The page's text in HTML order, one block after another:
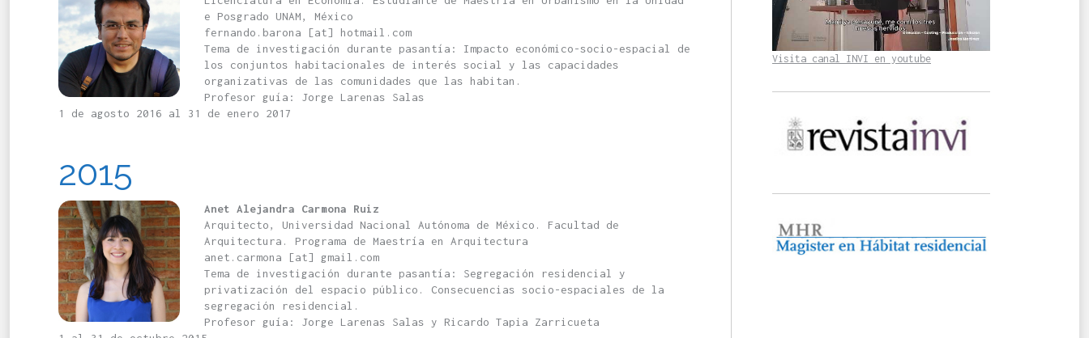
e Posgrado UNAM, México
fernando.barona [at] hotmail.com
Tema de investigación durante pasantía: Impacto económico-socio-espacial de
los conjuntos habitacionales de interés social y las capacidades
organizativas de las comunidades que las habitan.
Profesor guía: Jorge Larenas Salas
1 de agosto 2016 al 31 de enero 2017
2015
Anet Alejandra Carmona Ruiz
Arquitecto, Universidad Nacional Autónoma de México. Facultad de
Arquitectura. Programa de Maestría en Arquitectura
anet.carmona [at] gmail.com
Tema de investigación durante pasantía: Segregación residencial y
privatización del espacio público. Consecuencias socio-espaciales de la
segregación residencial.
Profesor guía: Jorge Larenas Salas y Ricardo Tapia Zarricueta
Visita canal INVI en youtube